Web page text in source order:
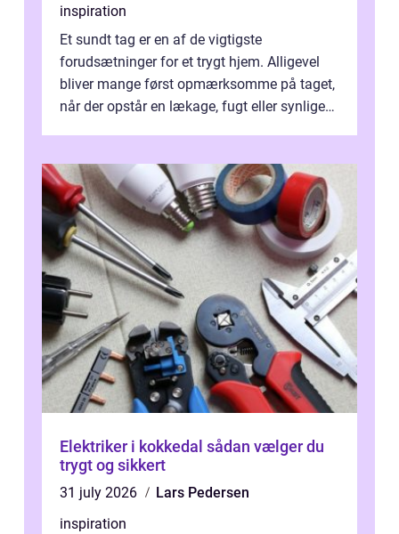
inspiration
Et sundt tag er en af de vigtigste
forudsætninger for et trygt hjem. Alligevel
bliver mange først opmærksomme på taget,
når der opstår en lækage, fugt eller synlige
Elektriker i kokkedal sådan vælger du
trygt og sikkert
31 july 2026
Lars Pedersen
inspiration